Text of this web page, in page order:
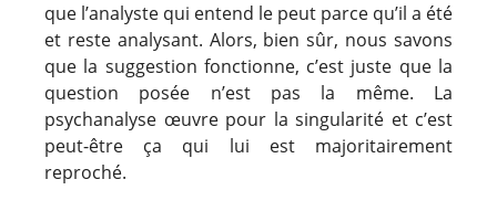
que l’analyste qui entend le peut parce qu’il a été
et reste analysant. Alors, bien sûr, nous savons
que la suggestion fonctionne, c’est juste que la
question posée n’est pas la même. La
psychanalyse œuvre pour la singularité et c’est
peut-être ça qui lui est majoritairement
reproché.